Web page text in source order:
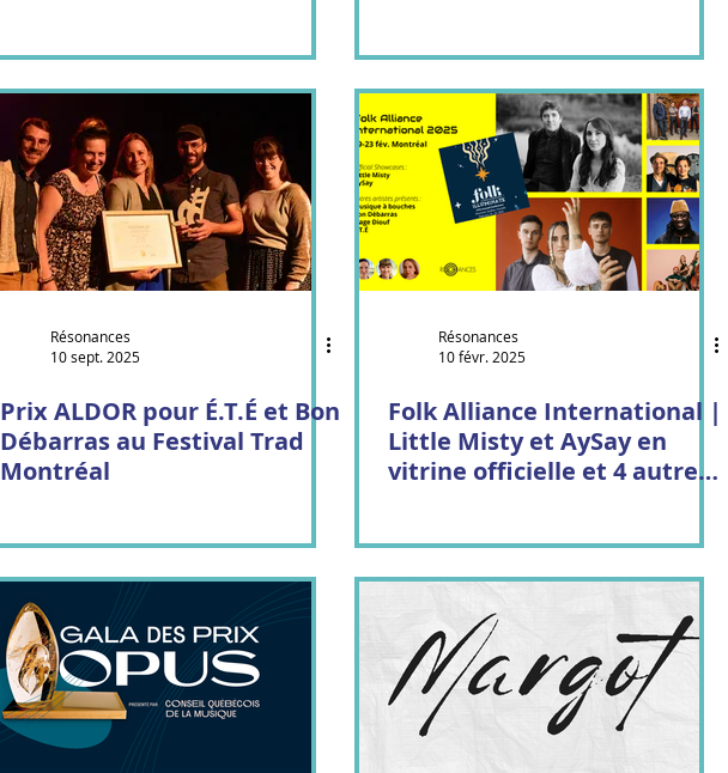
Résonances
10 sept. 2025
Prix ALDOR pour É.T.É et Bon
Débarras au Festival Trad
Montréal
Résonances
10 févr. 2025
Folk Alliance International |
Little Misty et AySay en
vitrine officielle et 4 autres